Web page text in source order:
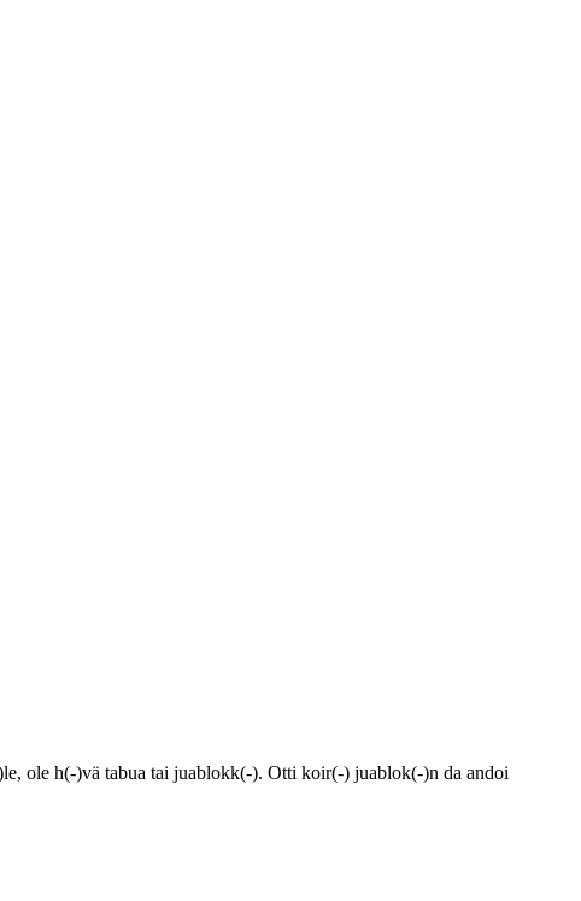
ole h(-)vä tabua tai juablokk(-). Otti koir(-) juablok(-)n da andoi